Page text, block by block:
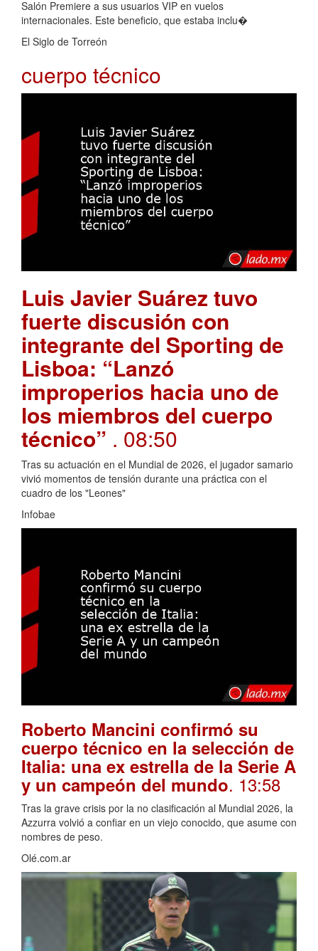
Salón Premiere a sus usuarios VIP en vuelos
internacionales. Este beneficio, que estaba inclu�
El Siglo de Torreón
cuerpo técnico
Luis Javier Suárez tuvo
fuerte discusión con
integrante del Sporting de
Lisboa: “Lanzó
improperios hacia uno de
los miembros del cuerpo
técnico” . 08:50
Tras su actuación en el Mundial de 2026, el jugador samario
vivió momentos de tensión durante una práctica con el
cuadro de los "Leones"
Infobae
Roberto Mancini confirmó su
cuerpo técnico en la selección de
Italia: una ex estrella de la Serie A
y un campeón del mundo. 13:58
Tras la grave crisis por la no clasificación al Mundial 2026, la
Azzurra volvió a confiar en un viejo conocido, que asume con
nombres de peso.
Olé.com.ar